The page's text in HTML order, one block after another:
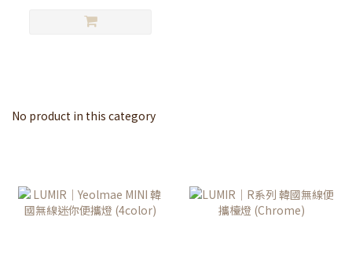
No product in this category